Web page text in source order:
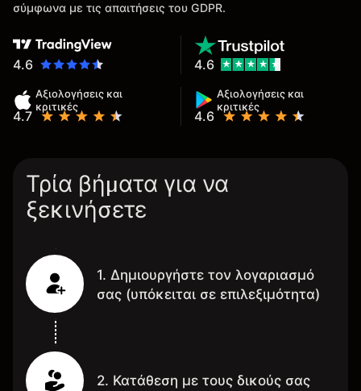
σύμφωνα με τις απαιτήσεις του GDPR.
4.6
Αξιολογήσεις και
κριτικές
4.7
Αξιολογήσεις και
κριτικές
4.6
4.6
Τρία βήματα για να
ξεκινήσετε
1. Δημιουργήστε τον λογαριασμό
σας (υπόκειται σε επιλεξιμότητα)
2. Κατάθεση με τους δικούς σας